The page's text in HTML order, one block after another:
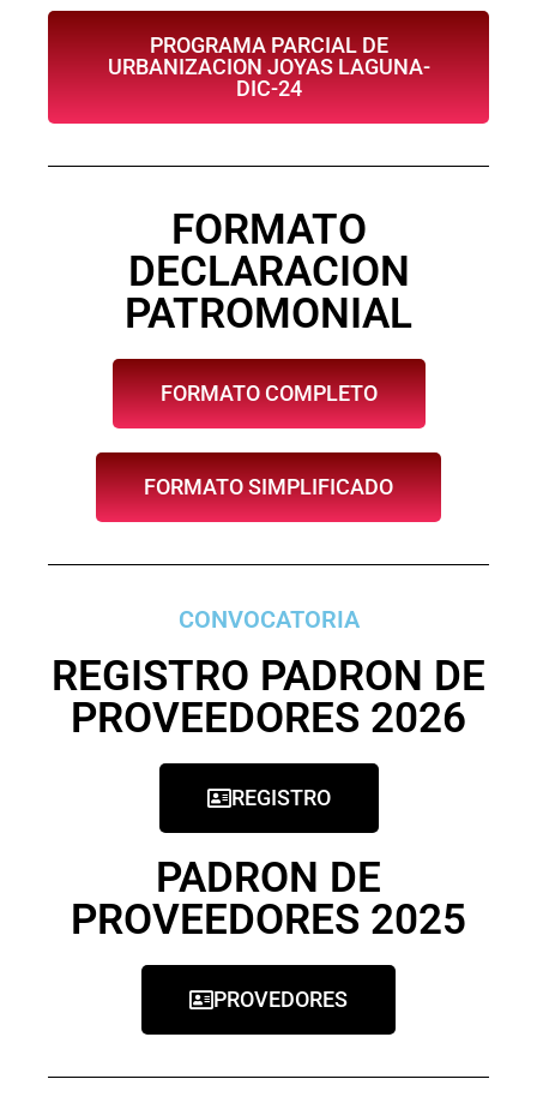
PROGRAMA PARCIAL DE
URBANIZACION JOYAS LAGUNA-
DIC-24
FORMATO
DECLARACION
PATROMONIAL
FORMATO COMPLETO
FORMATO SIMPLIFICADO
CONVOCATORIA
REGISTRO PADRON DE
PROVEEDORES 2026
REGISTRO
PADRON DE
PROVEEDORES 2025
PROVEDORES